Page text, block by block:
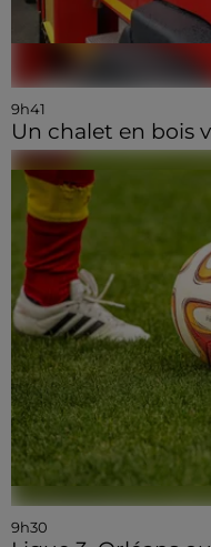
9h41
Un chalet en bois
9h30